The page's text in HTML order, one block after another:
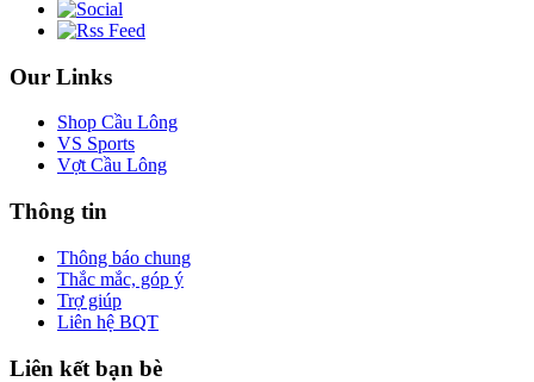
Our Links
Shop Cầu Lông
VS Sports
Vợt Cầu Lông
Thông tin
Thông báo chung
Thắc mắc, góp ý
Trợ giúp
Liên hệ BQT
Liên kết bạn bè